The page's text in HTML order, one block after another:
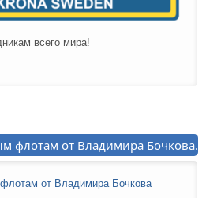
всего мира!
флотам от Владимира Бочкова.
от Владимира Бочкова